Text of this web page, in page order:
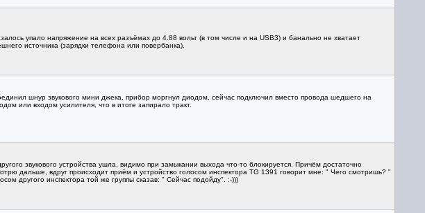
упало напряжение на всех разъёмах до 4.88 вольт (в том числе и на USB3) и банально не хватает
источника (зарядки телефона или повербанка).
шнур звукового мини джека, прибор моргнул диодом, сейчас подключил вместо провода шедшего на
или входом усилителя, что в итоге запирало тракт.
звукового устройства ушла, видимо при замыкании выхода что-то блокируется. Причём достаточно
дальше, вдруг происходит приём и устройство голосом инспектора TG 1391 говорит мне: " Чего смотришь? "
другого инспектора той же группы сказав: " Сейчас подойду". :-)))